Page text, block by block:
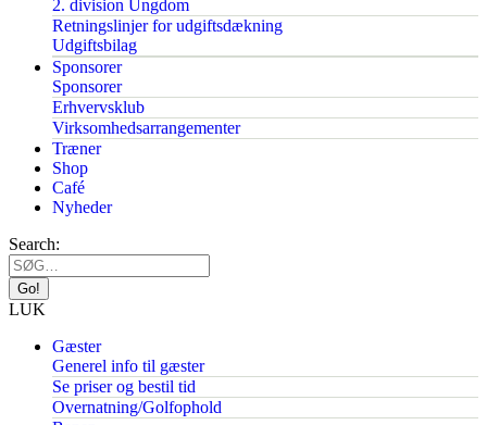
2. division Ungdom
Retningslinjer for udgiftsdækning
Udgiftsbilag
Sponsorer
Sponsorer
Erhvervsklub
Virksomhedsarrangementer
Træner
Shop
Café
Nyheder
Search:
LUK
Gæster
Generel info til gæster
Se priser og bestil tid
Overnatning/Golfophold